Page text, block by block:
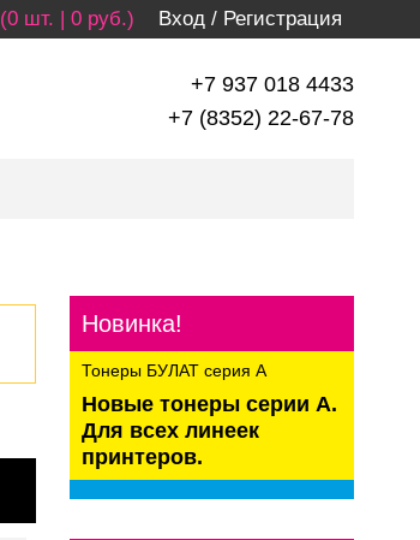
Вход / Регистрация
(0 шт. | 0 руб.)
+7 937 018 4433
+7 (8352) 22-67-78
Новинка!
Тонеры БУЛАТ серия А
Новые тонеры серии А.
Для всех линеек
принтеров.